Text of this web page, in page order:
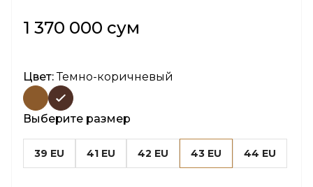
1 370 000 сум
Цвет:Темно-коричневый
Выберите размер
39 EU 41 EU 42 EU 43 EU 44 EU